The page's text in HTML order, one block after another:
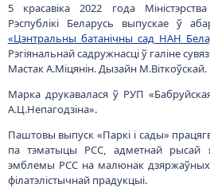
5 красавіка 2022 года
Рэспублікі Беларусь выпускае ў
«Цэнтральны батанічны сад НАН
Рэгіянальнай садружнасці ў галіне
Мастак А.Міцянін. Дызайн М.Віткоўскай.
Марка друкавалася ў РУП
А.Ц.Непагодзіна».
Паштовы выпуск «Паркі і сады»
па тэматыцы РСС, адметнай рысай
эмблемы РСС на малюнак дзяржаўных
філатэлістычнай прадукцыі.